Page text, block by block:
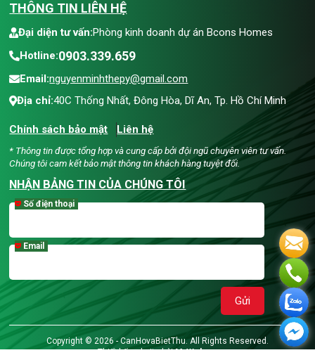
THÔNG TIN LIÊN HỆ
Đại diện tư vấn:Phòng kinh doanh dự án Bcons Homes
Hotline:0903.339.659
Email:nguyenminhthepy@gmail.com
Địa chỉ:40C Thống Nhất, Đông Hòa, Dĩ An, Tp. Hồ Chí Minh
Chính sách bảo mật Liên hệ
* Thông tin được tổng hợp và cung cấp bởi đội ngũ chuyên viên tư vấn.
Chúng tôi cam kết bảo mật thông tin khách hàng tuyệt đối.
NHẬN BẢNG TIN CỦA CHÚNG TÔI
Số điện thoại
Email
Gửi
Copyright © 2026 - CanHovaBietThu. All Rights Reserved.
Thiết kế websitebởiMrWeb.vn